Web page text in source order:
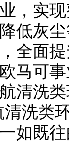
，实
低灰
全面
可事
清洗
洗类
既往